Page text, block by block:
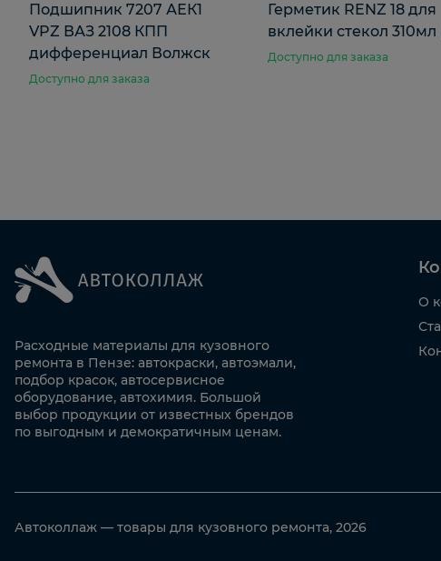
Подшипник 7207 АЕК1
VPZ ВАЗ 2108 КПП
дифференциал Волжск
Доступно для заказа
Герметик RENZ 18 для
вклейки стекол 310мл
Доступно для заказа
Расходные материалы для кузовного
ремонта в Пензе: автокраски, автоэмали,
подбор красок, автосервисное
оборудование, автохимия. Большой
выбор продукции от известных брендов
по выгодным и демократичным ценам.
О
Автоколлаж — товары для кузовного ремонта, 2026